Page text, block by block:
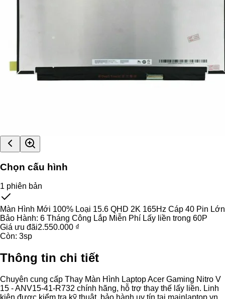
Chọn cấu hình
1 phiên bản
Màn Hình Mới 100% Loại 15.6 QHD 2K 165Hz Cáp 40 Pin Lớn
Bảo Hành: 6 Tháng Công Lắp Miễn Phí Lấy liền trong 60P
Giá ưu đãi2.550.000 ₫
Còn: 3sp
Thông tin chi tiết
Chuyên cung cấp Thay Màn Hình Laptop Acer Gaming Nitro V
15 - ANV15-41-R732 chính hãng, hỗ trợ thay thế lấy liền. Linh